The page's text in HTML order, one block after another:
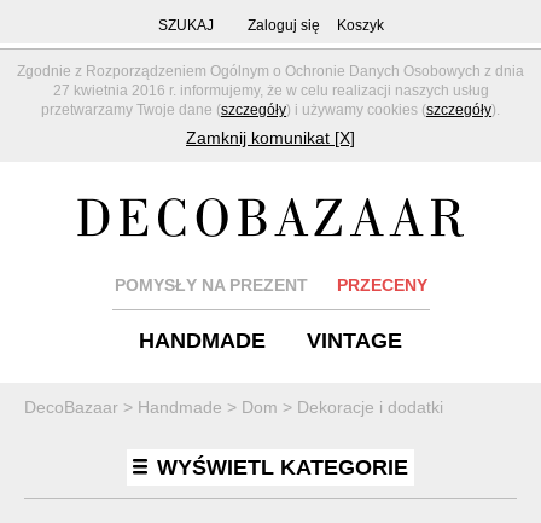
Zgodnie z Rozporządzeniem Ogólnym o Ochronie Danych Osobowych z dnia
27 kwietnia 2016 r. informujemy, że w celu realizacji naszych usług
przetwarzamy Twoje dane (szczegóły) i używamy cookies (szczegóły).
Zamknij komunikat [X]
SZUKAJ Zaloguj się Koszyk
POMYSŁY NA PREZENT PRZECENY
HANDMADE VINTAGE
DecoBazaar > Handmade > Dom > Dekoracje i dodatki
WYŚWIETL KATEGORIE